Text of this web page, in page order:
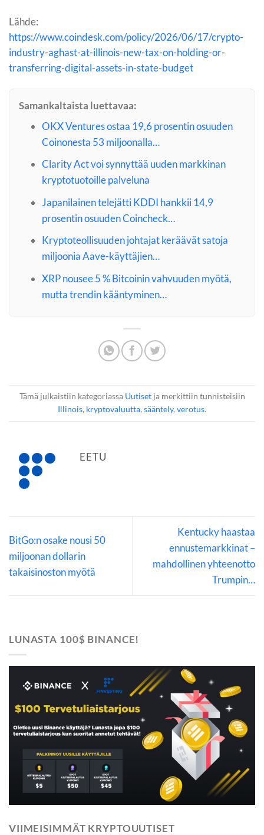
Lähde:
https://www.coindesk.com/policy/2026/06/17/crypto-
industry-aghast-at-illinois-new-tax-on-holding-or-
transferring-digital-assets-in-state-budget
Samankaltaista luettavaa:
OKX Ventures ostaa 19,6 prosentin osuuden
Coinonesta 53 miljoonalla…
Clarity Act voi synnyttää uuden markkinan
kryptotuotoille palveluna
Japanilainen telejätti KDDI hankkii 14,9
prosentin osuuden Coincheck…
Kryptoteollisuuden johtajat keräävät satoja
miljoonia Aave-käyttäjien…
XRP nousee 5 % Bitcoinin vahvuuden myötä,
mutta trendin kääntyminen…
Tämä julkaistiin kategoriassa Uutisetja merkittiin tunnisteisiin
Illinois, kryptovaluutta, sääntely, verotus.
EETU
BitGo:n osake nousi 50
miljoonan dollarin
takaisinoston myötä
Kentucky haastaa
ennustemarkkinat –
mahdollinen yhteenotto
Trumpin…
LUNASTA 100$ BINANCE!
VIIMEISIMMÄT KRYPTOUUTISET